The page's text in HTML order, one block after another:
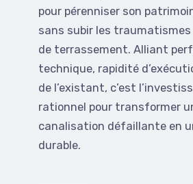
pour pérenniser son
sans subir les traumatismes
de terrassement. Alliant
technique, rapidité
de l’existant, c’est
rationnel pour transformer
canalisation défaillante en
durable.